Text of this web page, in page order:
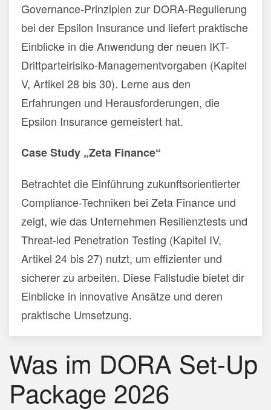
Governance-Prinzipien zur DORA-Regulierung
bei der Epsilon Insurance und liefert praktische
Einblicke in die Anwendung der neuen IKT-
Drittparteirisiko-Managementvorgaben (Kapitel
V, Artikel 28 bis 30). Lerne aus den
Erfahrungen und Herausforderungen, die
Epsilon Insurance gemeistert hat.
Case Study „Zeta Finance“
Betrachtet die Einführung zukunftsorientierter
Compliance-Techniken bei Zeta Finance und
zeigt, wie das Unternehmen Resilienztests und
Threat-led Penetration Testing (Kapitel IV,
Artikel 24 bis 27) nutzt, um effizienter und
sicherer zu arbeiten. Diese Fallstudie bietet dir
Einblicke in innovative Ansätze und deren
praktische Umsetzung.
Was im DORA Set-Up
Package 2026